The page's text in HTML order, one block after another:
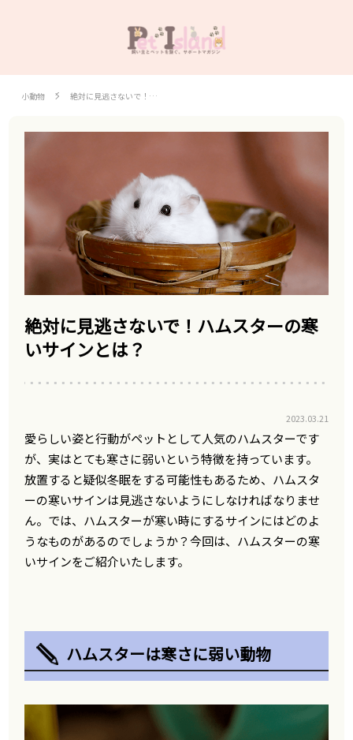
小動物 絶対に見逃さないで！…
絶対に見逃さないで！ハムスターの寒
いサインとは？
2023.03.21
愛らしい姿と行動がペットとして人気のハムスターです
が、実はとても寒さに弱いという特徴を持っています。
放置すると疑似冬眠をする可能性もあるため、ハムスタ
ーの寒いサインは見逃さないようにしなければなりませ
ん。では、ハムスターが寒い時にするサインにはどのよ
うなものがあるのでしょうか？今回は、ハムスターの寒
いサインをご紹介いたします。
ハムスターは寒さに弱い動物